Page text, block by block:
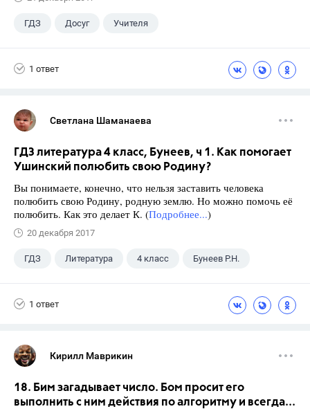
ГДЗ Досуг Учителя
1 ответ
Светлана Шаманаева
ГДЗ литература 4 класс, Бунеев, ч 1. Как помогает
Ушинский полюбить свою Родину?
Вы понимаете, конечно, что нельзя заставить человека
полюбить свою Родину, родную землю. Но можно помочь её
полюбить. Как это делает К. (Подробнее...)
20 декабря 2017
ГДЗ Литература 4 класс Бунеев Р.Н.
1 ответ
Кирилл Маврикин
18. Бим загадывает число. Бом просит его
выполнить с ним действия по алгоритму и всегда...